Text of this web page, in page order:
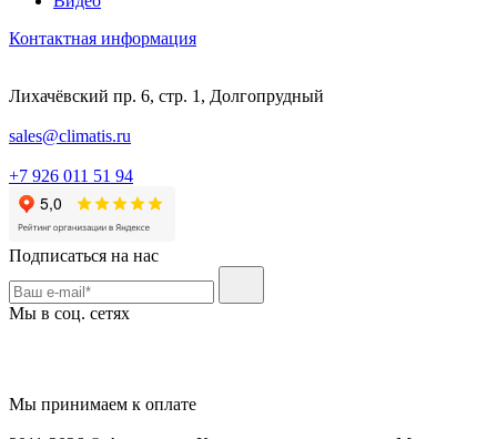
Контактная информация
Лихачёвский пр. 6, стр. 1, Долгопрудный
sales@climatis.ru
+7 926 011 51 94
Подписаться на нас
Мы в соц. сетях
Мы принимаем к оплате